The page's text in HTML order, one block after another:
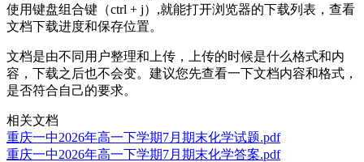
使用键盘组合键（ctrl + j）,就能打开浏览器的下载列表，查看
文档下载进度和保存位置。
文档是由不同用户整理和上传，上传的时候是什么格式和内
容，下载之后也不会变。建议您先查看一下文档内容和格式，
是否符合自己的要求。
相关文档
重庆一中2026年高一下学期7月期末化学试题.pdf
重庆一中2026年高一下学期7月期末化学答案.pdf